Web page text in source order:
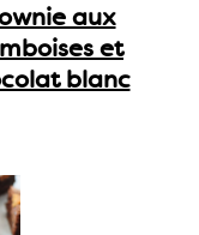
aux
et
blanc